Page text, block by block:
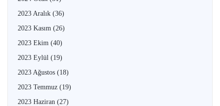
2023 Aralık (36)
2023 Kasım (26)
2023 Ekim (40)
2023 Eylül (19)
2023 Ağustos (18)
2023 Temmuz (19)
2023 Haziran (27)